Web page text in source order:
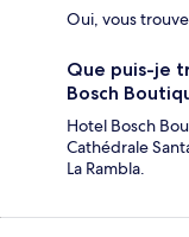
Oui, vous
Que puis-je
Bosch
Hotel Bosch
Cathédrale
La Rambla.